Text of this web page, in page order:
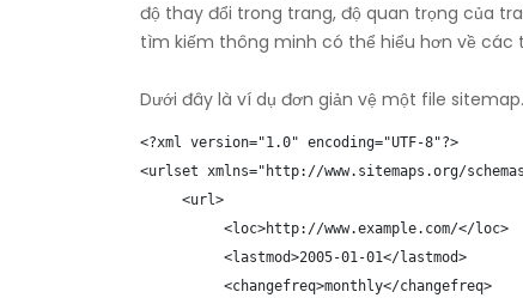
độ thay đổi trong trang, độ quan trọng của
tìm kiếm thông minh có thể hiểu hơn về các
Dưới đây là ví dụ đơn giản vệ một file
<?xml version="1.0" encoding="UTF-8"?>
<urlset xmlns="http://www.sitemaps.org/
     <url>
          <loc>http://www.example.com/</loc>
          <lastmod>2005-01-01</lastmod>
          <changefreq>monthly</changefreq>